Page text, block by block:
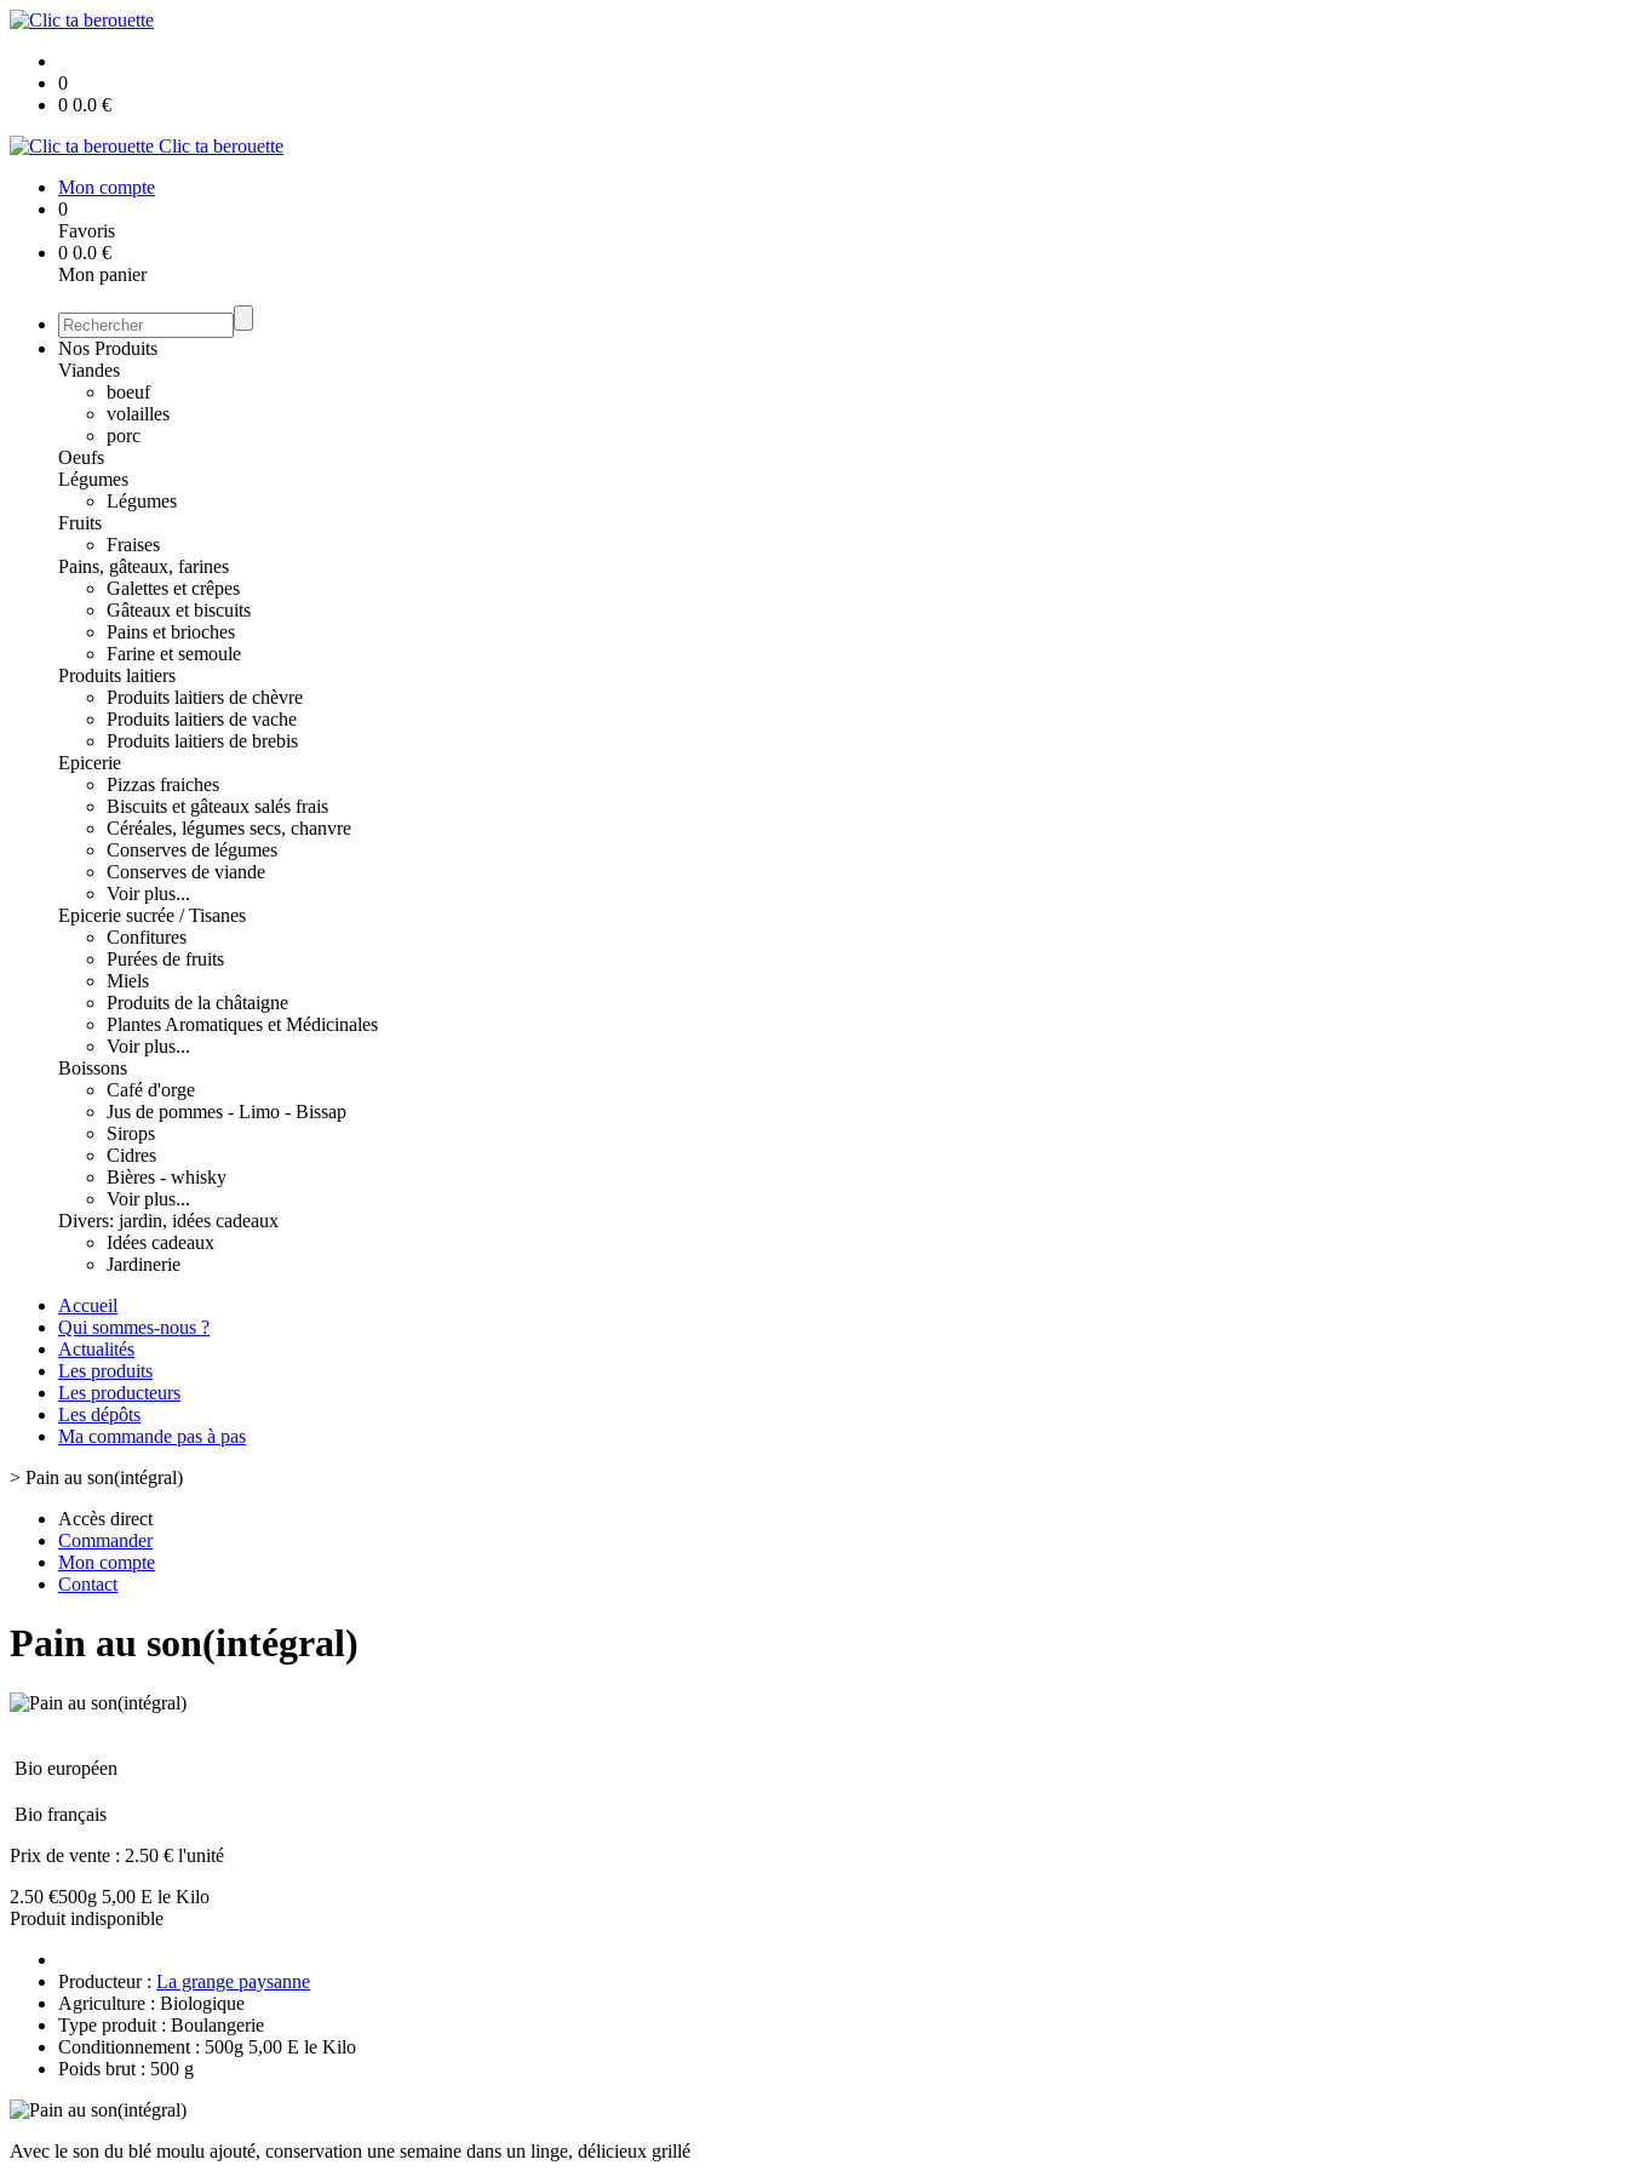
0
0 0.0 €
Clic ta berouette
Mon compte
0
Favoris
0 0.0 €
Mon panier
Nos Produits
Viandes
boeuf
volailles
porc
Oeufs
Légumes
Légumes
Fruits
Fraises
Pains, gâteaux, farines
Galettes et crêpes
Gâteaux et biscuits
Pains et brioches
Farine et semoule
Produits laitiers
Produits laitiers de chèvre
Produits laitiers de vache
Produits laitiers de brebis
Epicerie
Pizzas fraiches
Biscuits et gâteaux salés frais
Céréales, légumes secs, chanvre
Conserves de légumes
Conserves de viande
Voir plus...
Epicerie sucrée / Tisanes
Confitures
Purées de fruits
Miels
Produits de la châtaigne
Plantes Aromatiques et Médicinales
Voir plus...
Boissons
Café d'orge
Jus de pommes - Limo - Bissap
Sirops
Cidres
Bières - whisky
Voir plus...
Divers: jardin, idées cadeaux
Idées cadeaux
Jardinerie
Accueil
Qui sommes-nous ?
Actualités
Les produits
Les producteurs
Les dépôts
Ma commande pas à pas
> Pain au son(intégral)
Accès direct
Commander
Mon compte
Contact
Pain au son(intégral)
Bio européen
Bio français
Prix de vente : 2.50 € l'unité
2.50 €500g 5,00 E le Kilo
Produit indisponible
Producteur : La grange paysanne
Agriculture : Biologique
Type produit : Boulangerie
Conditionnement : 500g 5,00 E le Kilo
Poids brut : 500 g
Avec le son du blé moulu ajouté, conservation une semaine dans un linge, délicieux grillé